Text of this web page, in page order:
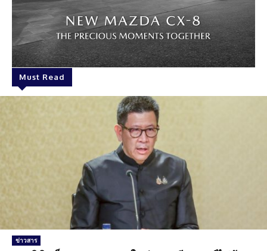
Must Read
ข่าวสาร